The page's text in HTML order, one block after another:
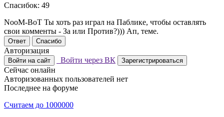
Спасибок: 49
NooM-BoT Ты хоть раз играл на Паблике, чтобы оставлять
свои комменты - За или Против?))) Ап, теме.
Ответ Спасибо
Авторизация
Войти на сайт Войти через ВК Зарегистрироваться
Сейчас онлайн
Авторизованных пользователей нет
Последнее на форуме
Считаем до 1000000